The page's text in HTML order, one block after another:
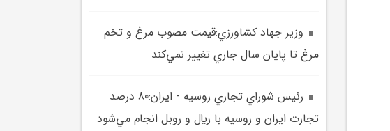
وزير جهاد کشاورزي:قيمت مصوب مرغ و تخم
مرغ تا پايان سال جاري تغيير نمي‌کند
رئيس شوراي تجاري روسيه - ايران:80 درصد
تجارت ايران و روسيه با ريال و روبل انجام مي‌شود